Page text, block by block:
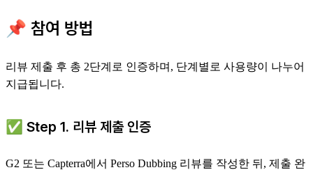
📌 참여 방법
리뷰 제출 후 총 2단계로 인증하며, 단계별로 사용량이 나누어
지급됩니다.
✅ Step 1. 리뷰 제출 인증
G2 또는 Capterra에서 Perso Dubbing 리뷰를 작성한 뒤, 제출 완